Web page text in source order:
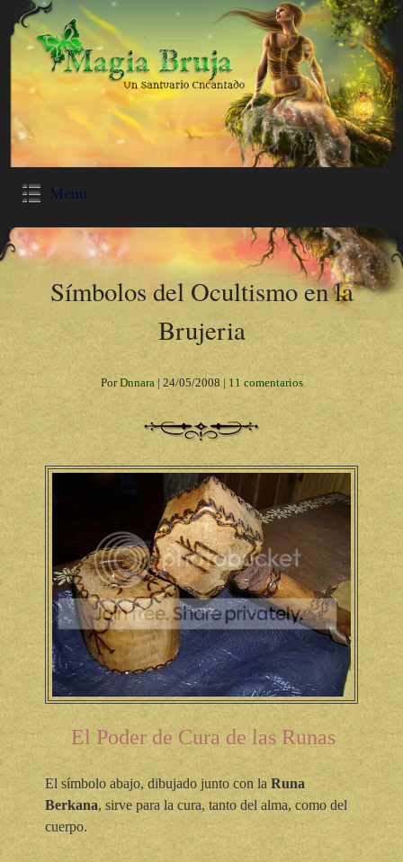
Menu
Símbolos del Ocultismo en la
Brujeria
PorDnnara| 24/05/2008 | 11 comentarios
El Poder de Cura de las Runas
El símbolo abajo, dibujado junto con la Runa
Berkana, sirve para la cura, tanto del alma, como del
cuerpo.